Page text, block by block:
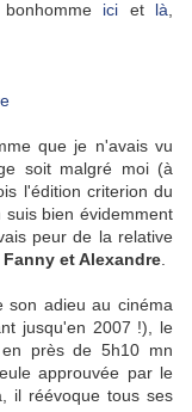
ici et là
que je n'avais vu
soit malgré moi (à
l'édition criterion du
bien évidemment
peur de la relative
Fanny et Alexandre
son adieu au cinéma
jusqu'en 2007 !), le
près de 5h10 mn
approuvée par le
il réévoque tous ses